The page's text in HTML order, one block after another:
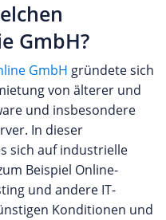
GmbH?
GmbH gründete sich
von älterer und
und insbesondere
In dieser
sich auf industrielle
Beispiel Online-
und andere IT-
Konditionen und